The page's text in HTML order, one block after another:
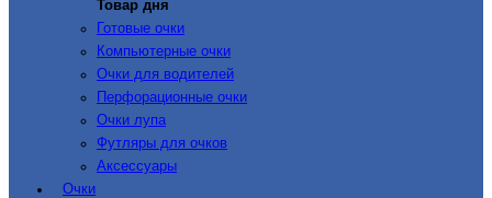
Товар дня
Готовые очки
Компьютерные очки
Очки для водителей
Перфорационные очки
Очки лупа
Футляры для очков
Аксессуары
Очки